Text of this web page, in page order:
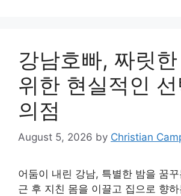
강남호빠, 짜릿
위한 현실적인
의점
August 5, 2026 by Christian
어둠이 내린 강남, 특별한 밤을 꿈
근 후 지친 몸을 이끌고 집으로 향